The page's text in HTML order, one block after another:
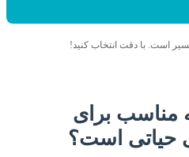
است. با دقت انتخاب کنید!
مناسب برای
حیاتی است؟